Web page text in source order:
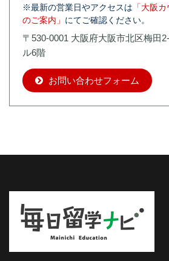
※最新の営業日やアクセスは 「大阪
のご案内」 にてご確認ください。
〒530-0001 大阪府大阪市北区梅
ル6階
お問い合わせフォーム